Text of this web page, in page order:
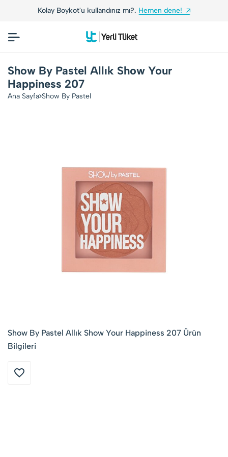
Kolay Boykot'u kullandınız mı?.Hemen dene!
Show By Pastel Allık Show Your
Happiness 207
Ana Sayfa Show By Pastel
Show By Pastel Allık Show Your Happiness 207 Ürün
Bilgileri